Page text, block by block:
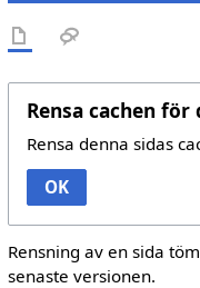
Rensa cachen för
Rensa denna sidas
OK
Rensning av en sida
senaste versionen.